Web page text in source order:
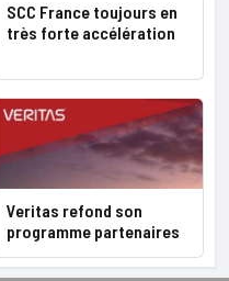
SCC France toujours en
très forte accélération
Veritas refond son
programme partenaires